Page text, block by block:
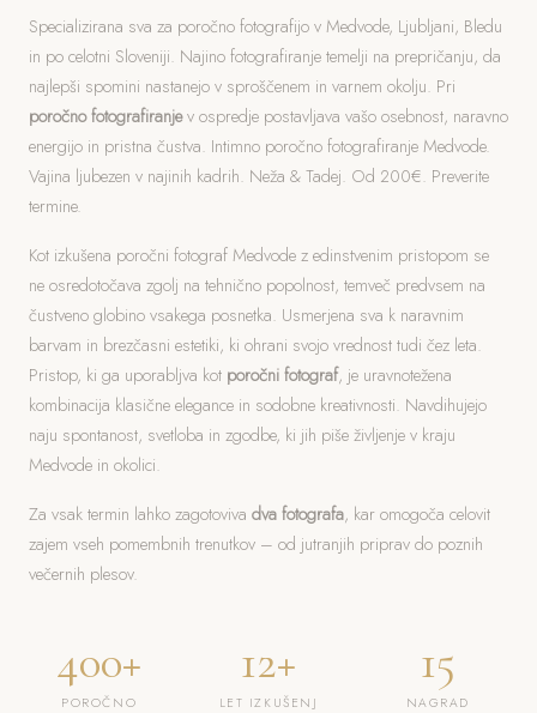
Specializirana sva za poročno fotografijo v Medvode, Ljubljani, Bledu
in po celotni Sloveniji. Najino fotografiranje temelji na prepričanju, da
najlepši spomini nastanejo v sproščenem in varnem okolju. Pri
poročno fotografiranjev ospredje postavljava vašo osebnost, naravno
energijo in pristna čustva. Intimno poročno fotografiranje Medvode.
Vajina ljubezen v najinih kadrih. Neža & Tadej. Od 200€. Preverite
termine.
Kot izkušena poročni fotograf Medvode z edinstvenim pristopom se
ne osredotočava zgolj na tehnično popolnost, temveč predvsem na
čustveno globino vsakega posnetka. Usmerjena sva k naravnim
barvam in brezčasni estetiki, ki ohrani svojo vrednost tudi čez leta.
Pristop, ki ga uporabljva kot poročni fotograf, je uravnotežena
kombinacija klasične elegance in sodobne kreativnosti. Navdihujejo
naju spontanost, svetloba in zgodbe, ki jih piše življenje v kraju
Medvode in okolici.
Za vsak termin lahko zagotoviva dva fotografa, kar omogoča celovit
zajem vseh pomembnih trenutkov – od jutranjih priprav do poznih
večernih plesov.
400+
POROČNO
12+
LET IZKUŠENJ
15
NAGRAD